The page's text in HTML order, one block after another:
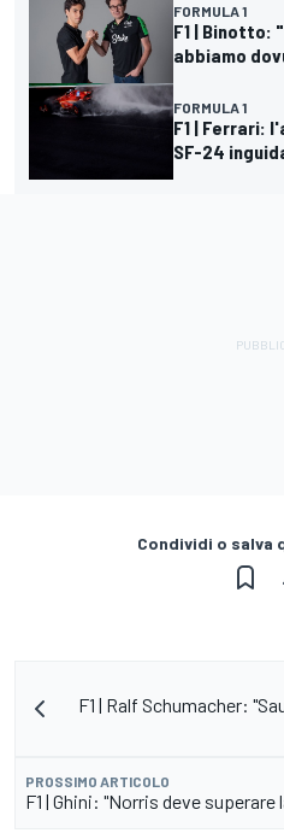
FORMULA 1
F1 | Binotto:
abbiamo
FORMULA 1
F1 | Ferrari:
SF-24
Condividi o salva
F1 | Ralf Schumacher:
PROSSIMO ARTICOLO
F1 | Ghini: "Norris deve